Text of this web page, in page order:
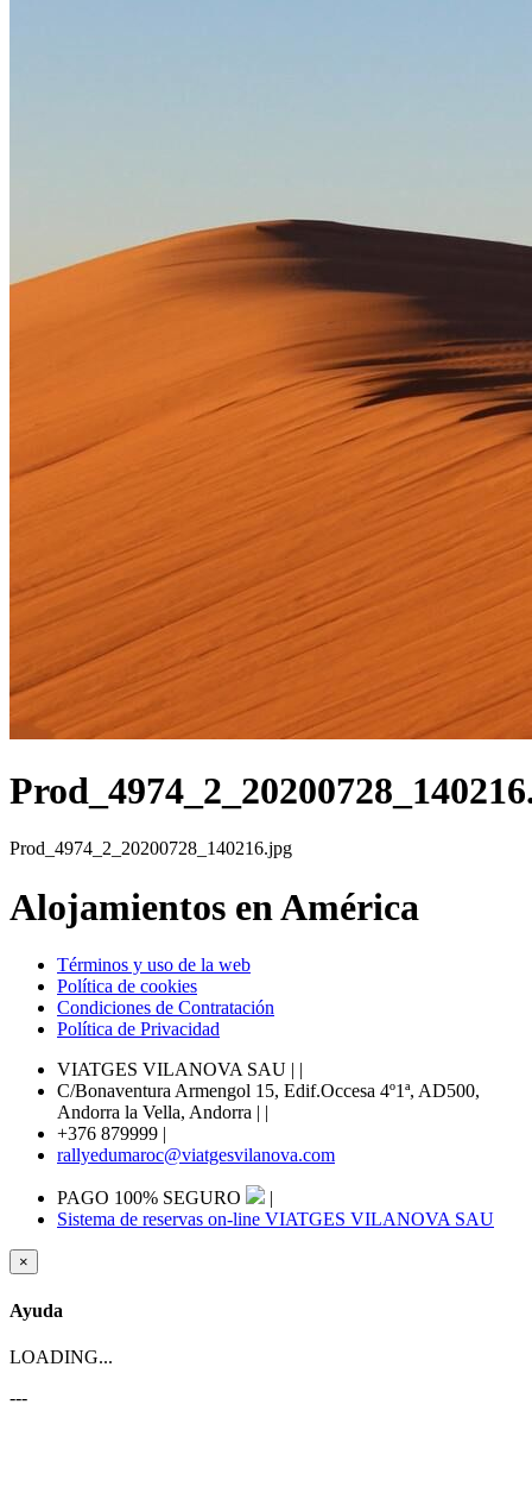
Prod_4974_2_20200728_140216.jpg
Alojamientos en América
Términos y uso de la web
Política de cookies
Condiciones de Contratación
Política de Privacidad
VIATGES VILANOVA SAU | |
C/Bonaventura Armengol 15, Edif.Occesa 4º1ª, AD500,
Andorra la Vella, Andorra | |
+376 879999 |
rallyedumaroc@viatgesvilanova.com
PAGO 100% SEGURO
|
Sistema de reservas on-line VIATGES VILANOVA SAU
×
Ayuda
LOADING...
---